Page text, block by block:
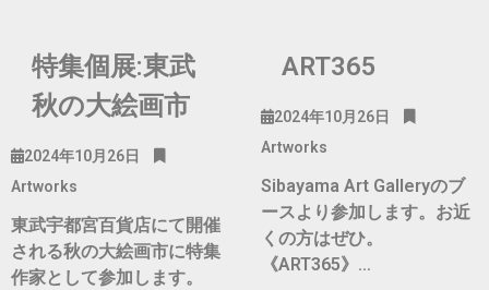
特集個展:東武
秋の大絵画市
2024年10月26日
Artworks
東武宇都宮百貨店にて開催
される秋の大絵画市に特集
作家として参加します。
ART365
2024年10月26日
Artworks
Sibayama Art Galleryのブ
ースより参加します。お近
くの方はぜひ。
《ART365》…